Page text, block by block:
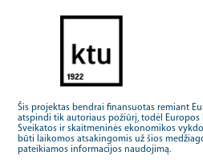
Šis projektas bendrai finansuotas remiant
atspindi tik autoriaus požiūrį, todėl Europos
Sveikatos ir skaitmeninės ekonomikos
būti laikomos atsakingomis už šios
pateikiamos informacijos naudojimą.